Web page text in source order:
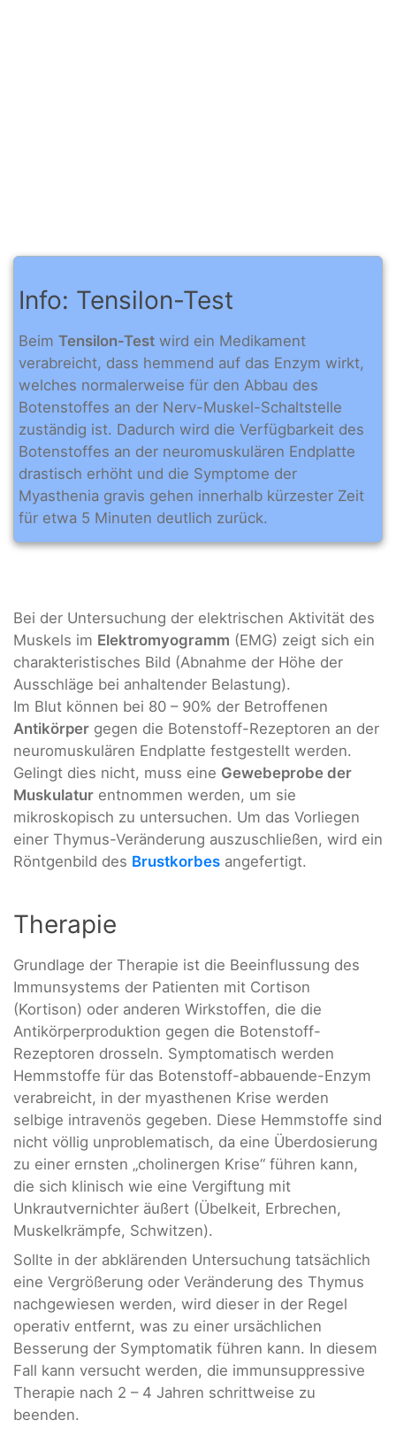
Info: Tensilon-Test
Beim Tensilon-Test wird ein Medikament
verabreicht, dass hemmend auf das Enzym wirkt,
welches normalerweise für den Abbau des
Botenstoffes an der Nerv-Muskel-Schaltstelle
zuständig ist. Dadurch wird die Verfügbarkeit des
Botenstoffes an der neuromuskulären Endplatte
drastisch erhöht und die Symptome der
Myasthenia gravis gehen innerhalb kürzester Zeit
für etwa 5 Minuten deutlich zurück.
Bei der Untersuchung der elektrischen Aktivität des
Muskels im Elektromyogramm (EMG) zeigt sich ein
charakteristisches Bild (Abnahme der Höhe der
Ausschläge bei anhaltender Belastung).
Im Blut können bei 80 – 90% der Betroffenen
Antikörper gegen die Botenstoff-Rezeptoren an der
neuromuskulären Endplatte festgestellt werden.
Gelingt dies nicht, muss eine Gewebeprobe der
Muskulatur entnommen werden, um sie
mikroskopisch zu untersuchen. Um das Vorliegen
einer Thymus-Veränderung auszuschließen, wird ein
Röntgenbild des Brustkorbes angefertigt.
Therapie
Grundlage der Therapie ist die Beeinflussung des
Immunsystems der Patienten mit Cortison
(Kortison) oder anderen Wirkstoffen, die die
Antikörperproduktion gegen die Botenstoff-
Rezeptoren drosseln. Symptomatisch werden
Hemmstoffe für das Botenstoff-abbauende-Enzym
verabreicht, in der myasthenen Krise werden
selbige intravenös gegeben. Diese Hemmstoffe sind
nicht völlig unproblematisch, da eine Überdosierung
zu einer ernsten „cholinergen Krise“ führen kann,
die sich klinisch wie eine Vergiftung mit
Unkrautvernichter äußert (Übelkeit, Erbrechen,
Muskelkrämpfe, Schwitzen).
Sollte in der abklärenden Untersuchung tatsächlich
eine Vergrößerung oder Veränderung des Thymus
nachgewiesen werden, wird dieser in der Regel
operativ entfernt, was zu einer ursächlichen
Besserung der Symptomatik führen kann. In diesem
Fall kann versucht werden, die immunsuppressive
Therapie nach 2 – 4 Jahren schrittweise zu
beenden.